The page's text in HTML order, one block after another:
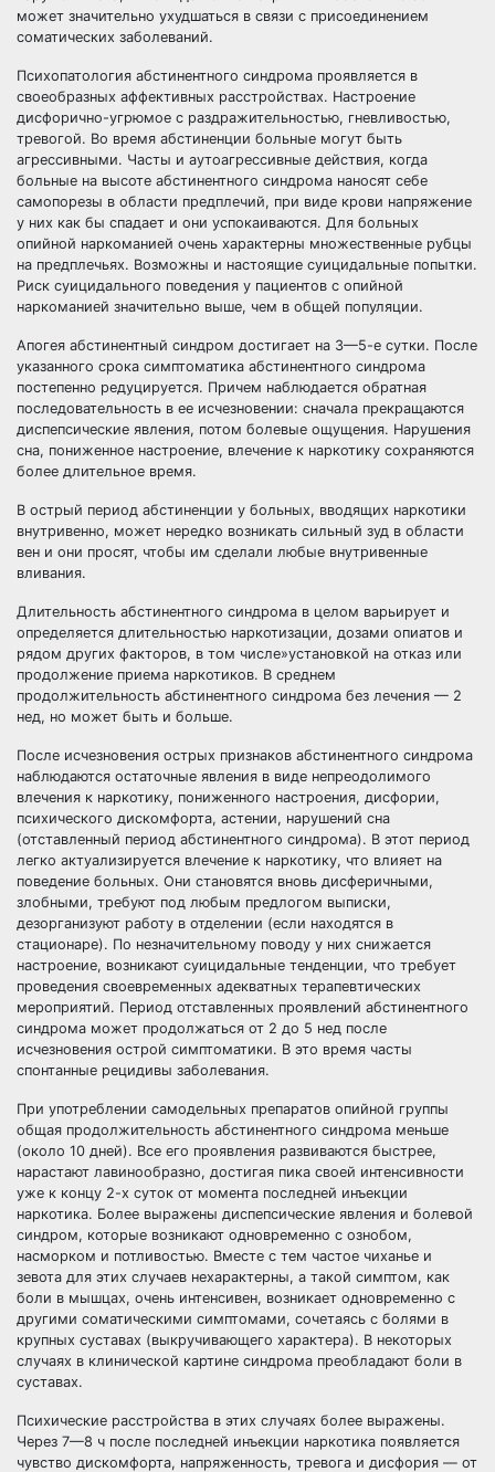
может значительно ухудшаться в связи с присоединением
соматических заболеваний.
Психопатология абстинентного синдрома проявляется в
своеобразных аффективных расстройствах. Настроение
дисфорично-угрюмое с раздражительностью, гневливостью,
тревогой. Во время абстиненции больные могут быть
агрессивными. Часты и аутоагрессивные действия, когда
больные на высоте абстинентного синдрома наносят себе
самопорезы в области предплечий, при виде крови напряжение
у них как бы спадает и они успокаиваются. Для больных
опийной наркоманией очень характерны множественные рубцы
на предплечьях. Возможны и настоящие суицидальные попытки.
Риск суицидального поведения у пациентов с опийной
наркоманией значительно выше, чем в общей популяции.
Апогея абстинентный синдром достигает на 3—5-е сутки. После
указанного срока симптоматика абстинентного синдрома
постепенно редуцируется. Причем наблюдается обратная
последовательность в ее исчезновении: сначала прекращаются
диспепсические явления, потом болевые ощущения. Нарушения
сна, пониженное настроение, влечение к наркотику сохраняются
более длительное время.
В острый период абстиненции у больных, вводящих наркотики
внутривенно, может нередко возникать сильный зуд в области
вен и они просят, чтобы им сделали любые внутривенные
вливания.
Длительность абстинентного синдрома в целом варьирует и
определяется длительностью наркотизации, дозами опиатов и
рядом других факторов, в том числе»установкой на отказ или
продолжение приема наркотиков. В среднем
продолжительность абстинентного синдрома без лечения — 2
нед, но может быть и больше.
После исчезновения острых признаков абстинентного синдрома
наблюдаются остаточные явления в виде непреодолимого
влечения к наркотику, пониженного настроения, дисфории,
психического дискомфорта, астении, нарушений сна
(отставленный период абстинентного синдрома). В этот период
легко актуализируется влечение к наркотику, что влияет на
поведение больных. Они становятся вновь дисферичными,
злобными, требуют под любым предлогом выписки,
дезорганизуют работу в отделении (если находятся в
стационаре). По незначительному поводу у них снижается
настроение, возникают суицидальные тенденции, что требует
проведения своевременных адекватных терапевтических
мероприятий. Период отставленных проявлений абстинентного
синдрома может продолжаться от 2 до 5 нед после
исчезновения острой симптоматики. В это время часты
спонтанные рецидивы заболевания.
При употреблении самодельных препаратов опийной группы
общая продолжительность абстинентного синдрома меньше
(около 10 дней). Все его проявления развиваются быстрее,
нарастают лавинообразно, достигая пика своей интенсивности
уже к концу 2-х суток от момента последней инъекции
наркотика. Более выражены диспепсические явления и болевой
синдром, которые возникают одновременно с ознобом,
насморком и потливостью. Вместе с тем частое чиханье и
зевота для этих случаев нехарактерны, а такой симптом, как
боли в мышцах, очень интенсивен, возникает одновременно с
другими соматическими симптомами, сочетаясь с болями в
крупных суставах (выкручивающего характера). В некоторых
случаях в клинической картине синдрома преобладают боли в
суставах.
Психические расстройства в этих случаях более выражены.
Через 7—8 ч после последней инъекции наркотика появляется
чувство дискомфорта, напряженность, тревога и дисфория — от